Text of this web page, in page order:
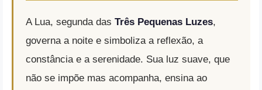
A Lua, segunda das Três Pequenas Luzes,
governa a noite e simboliza a reflexão, a
constância e a serenidade. Sua luz suave, que
não se impõe mas acompanha, ensina ao